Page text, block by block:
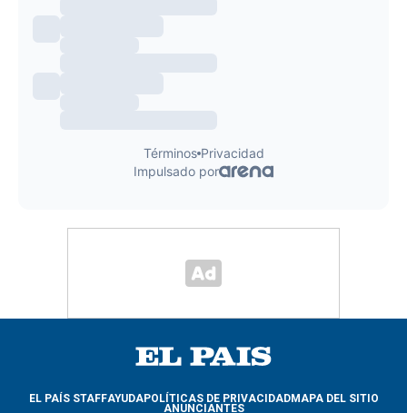
EL PAÍS STAFFAYUDAPOLÍTICAS DE PRIVACIDADMAPA DEL SITIO
ANUNCIANTES